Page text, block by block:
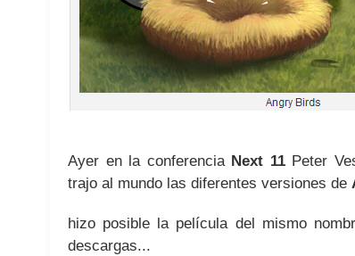
Ayer en la conferencia Next 11 Peter
trajo al mundo las diferentes versiones de
hizo posible la película del mismo
descargas...